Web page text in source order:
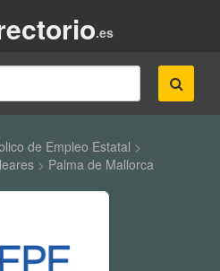
.es
de Empleo Estatal >
> Palma de Mallorca